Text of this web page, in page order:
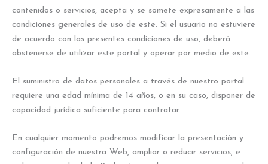
contenidos o servicios, acepta y se somete expresamente a las
condiciones generales de uso de este. Si el usuario no estuviere
de acuerdo con las presentes condiciones de uso, deberá
abstenerse de utilizar este portal y operar por medio de este.
El suministro de datos personales a través de nuestro portal
requiere una edad mínima de 14 años, o en su caso, disponer de
capacidad jurídica suficiente para contratar.
En cualquier momento podremos modificar la presentación y
configuración de nuestra Web, ampliar o reducir servicios, e